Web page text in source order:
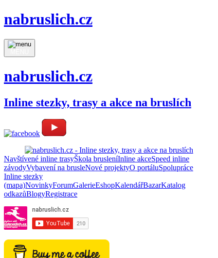
nabruslich.cz
nabruslich.cz
Inline stezky, trasy a akce na bruslích
Navštívené inline trasyŠkola brusleníInline akceSpeed inline
závodyVybavení na brusleNové projektyO portáluSpolupráce
Inline stezky
(mapa)NovinkyForumGalerieEshopKalendářBazarKatalog
odkazůBlogyRegistrace